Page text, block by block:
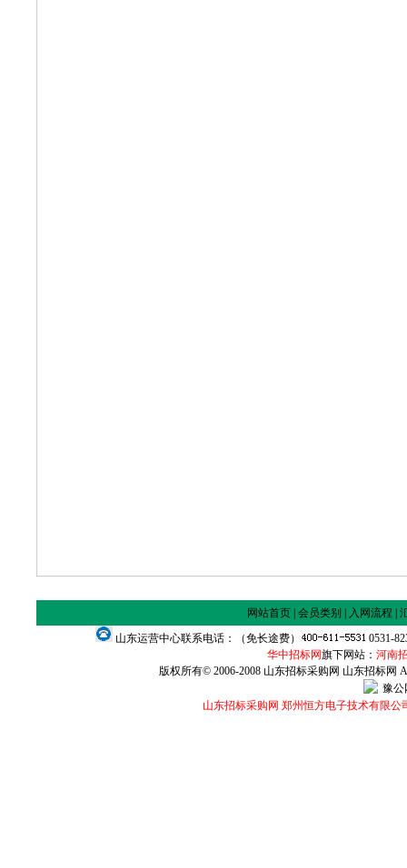
网站首页| 会员类别 入网流程
山东运营中心联系电话：（免长途费）
0531-
华中招标网旗下网站： 河南
版权所有© 2006-2008 山东招标采购网 山东招标网
豫公
山东招标采购网 郑州恒方电子技术有限